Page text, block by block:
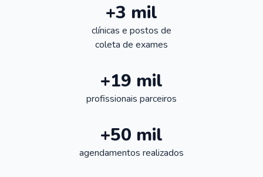
+3 mil
clínicas e postos de
coleta de exames
+19 mil
profissionais parceiros
+50 mil
agendamentos realizados